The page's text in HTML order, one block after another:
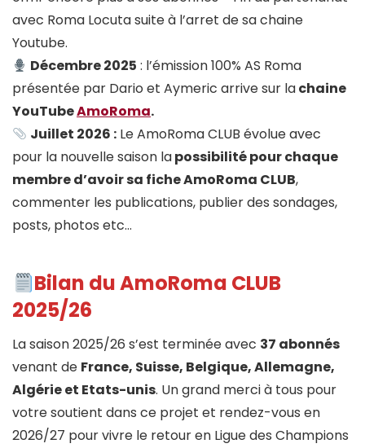
avec Roma Locuta suite à l’arret de sa chaine
Youtube.
Décembre 2025 : l’émission 100% AS Roma
présentée par Dario et Aymeric arrive sur lachaine
YouTubeAmoRoma.
Juillet 2026 : Le AmoRoma CLUB évolue avec
pour la nouvelle saison lapossibilité pour chaque
membre d’avoir sa fiche AmoRoma CLUB,
commenter les publications, publier des sondages,
posts, photos etc…
Bilan du AmoRoma CLUB
2025/26
La saison 2025/26 s’est terminée avec 37 abonnés
venant de France, Suisse, Belgique, Allemagne,
Algérie et Etats-unis. Un grand merci à tous pour
votre soutient dans ce projet et rendez-vous en
2026/27 pour vivre le retour en Ligue des Champions